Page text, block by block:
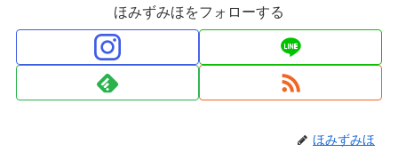
ほみずみほをフォローする
ほみずみほ